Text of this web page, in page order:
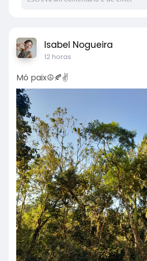
Isabel Nogueira
12 horas
Mó paix☮️🍂✌️